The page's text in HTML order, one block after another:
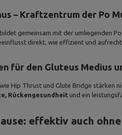
– Kraftzentrum der Po
gemeinsam mit der umliegenden
direkt, wie effizient und aufrecht
für den Gluteus Medius
Hip Thrust und Glute Bridge stärken
Rückengesundheitund ein
effektiv auch